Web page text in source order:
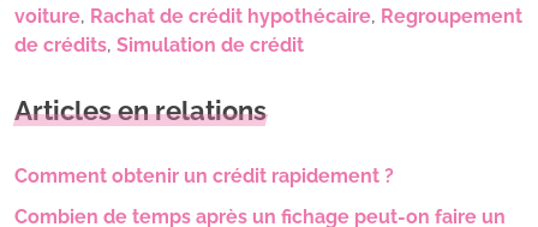
voiture, Rachat de crédit hypothécaire, Regroupement
de crédits, Simulation de crédit
Articles en relations
Comment obtenir un crédit rapidement ?
Combien de temps après un fichage peut-on faire un